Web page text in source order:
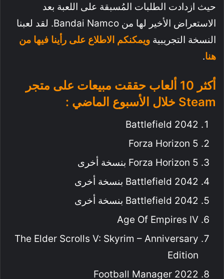
حيث ازدادت الطلبات المُسبقة على اللعبة بعد
الاستعراض الأخير لها من Bandai Namco. لقد لعبنا
النسخة التجريبية ويمكنكم الاطلاع على رأينا فيها من
هنا.
أكثر 10 ألعاب حققت مبيعات على متجر
Steam خلال الأسبوع الماضي :
Battlefield 2042
Forza Horizon 5
Forza Horizon 5 بنسخة أخرى
Battlefield 2042 بنسخة أخرى
Battlefield 2042 بنسخة أخرى
Age Of Empires IV
The Elder Scrolls V: Skyrim – Anniversary
Edition
Football Manager 2022